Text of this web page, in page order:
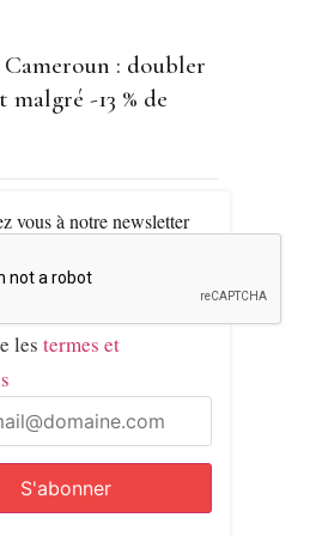
: doubler
-13 % de
vous à notre newsletter
les termes et